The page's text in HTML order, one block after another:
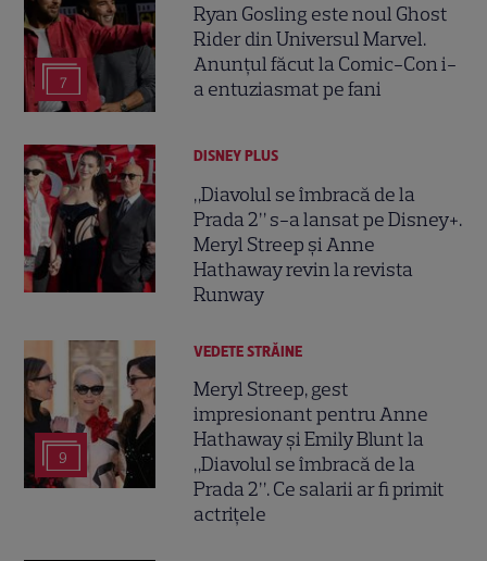
7
Ryan Gosling este noul Ghost
Rider din Universul Marvel.
Anunțul făcut la Comic-Con i-
a entuziasmat pe fani
DISNEY PLUS
„Diavolul se îmbracă de la
Prada 2” s-a lansat pe Disney+.
Meryl Streep și Anne
Hathaway revin la revista
Runway
9
VEDETE STRĂINE
Meryl Streep, gest
impresionant pentru Anne
Hathaway și Emily Blunt la
„Diavolul se îmbracă de la
Prada 2”. Ce salarii ar fi primit
actrițele